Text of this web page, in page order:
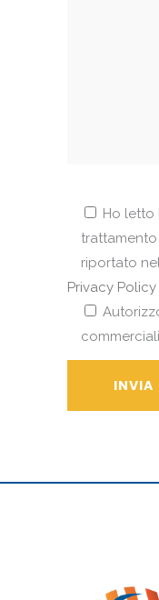
Ho letto
riportato
Privacy Policy